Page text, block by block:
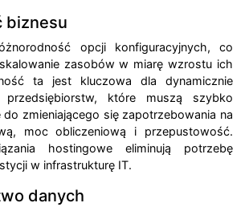
biznesu
opcji konfiguracyjnych, co
zasobów w miarę wzrostu ich
ta jest kluczowa dla dynamicznie
przedsiębiorstw, które muszą szybko
zmieniającego się zapotrzebowania na
moc obliczeniową i przepustowość.
hostingowe eliminują potrzebę
w infrastrukturę IT.
danych